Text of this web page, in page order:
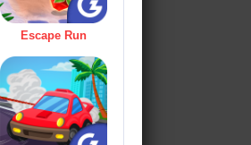
Escape Run